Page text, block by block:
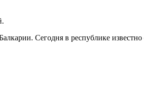
Сегодня в республике